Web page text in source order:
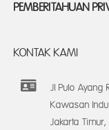
PEMBERITAHUAN
KONTAK KAMI
Jl Pulo Ayang
Kawasan
Jakarta